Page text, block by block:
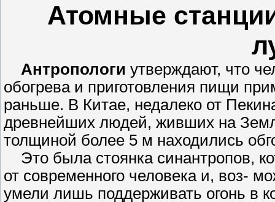
Атомные
Антропологи утверждают, что
обогрева и приготовления пищи
раньше. В Китае, недалеко от
древнейших людей, живших на
толщиной более 5 м находились
Это была стоянка синантропов,
от современного человека и, воз-
умели лишь поддерживать огонь в